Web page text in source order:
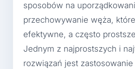
sposobów na
przechowywanie węża,
efektywne, a często
Jednym z najprostszych i
rozwiązań jest